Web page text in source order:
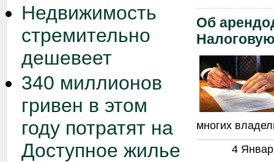
Недвижимость
стремительно
дешевеет
340 миллионов
гривен в этом
году потратят на
Доступное жилье
Об
многих
4